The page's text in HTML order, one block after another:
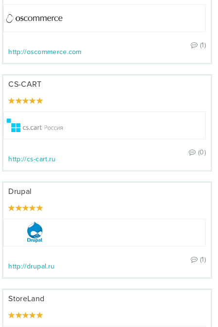
(1)
http://oscommerce.com
CS-CART
(0)
http://cs-cart.ru
Drupal
(1)
http://drupal.ru
StoreLand